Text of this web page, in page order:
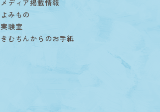
メディア掲載情報
よみもの
実験室
きむちんからのお手紙